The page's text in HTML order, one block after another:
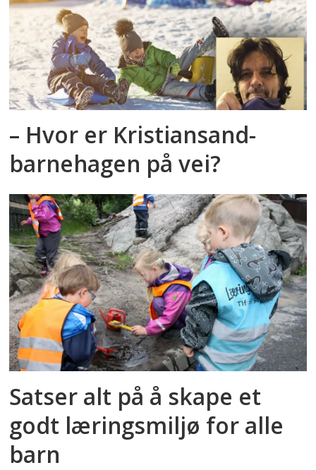
– Hvor er Kristiansand-
barnehagen på vei?
Satser alt på å skape et
godt læringsmiljø for alle
barn